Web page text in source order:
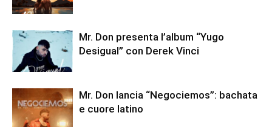
Mr. Don presenta l’album “Yugo
Desigual” con Derek Vinci
Mr. Don lancia “Negociemos”: bachata
e cuore latino